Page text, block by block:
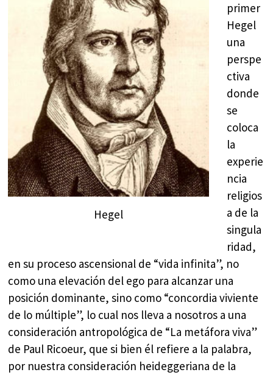
Hegel
primer
Hegel
una
perspe
ctiva
donde
se
coloca
la
experie
ncia
religios
a de la
singula
ridad,
en su proceso ascensional de “vida infinita”, no
como una elevación del ego para alcanzar una
posición dominante, sino como “concordia viviente
de lo múltiple”, lo cual nos lleva a nosotros a una
consideración antropológica de “La metáfora viva”
de Paul Ricoeur, que si bien él refiere a la palabra,
por nuestra consideración heideggeriana de la